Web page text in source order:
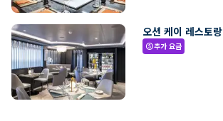
오션 케이 레스토랑
paid추가 요금